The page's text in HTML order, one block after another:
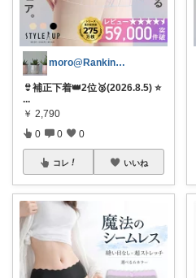
moro@Ranking ROOM
👙補正下着👑2位🥈(2026.8.5) ⭐
...
￥ 2,790
0 0 0
コレ いいね